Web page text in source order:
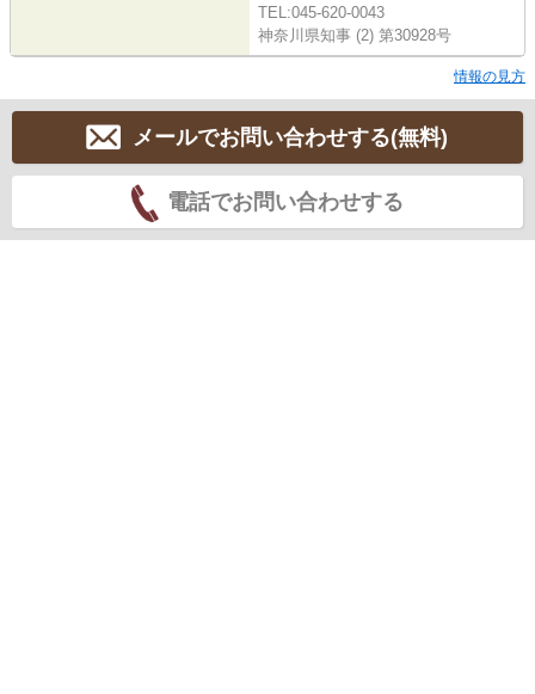
TEL:045-620-0043
神奈川県知事 (2) 第30928号
情報の見方
メールでお問い合わせする(無料)
電話でお問い合わせする